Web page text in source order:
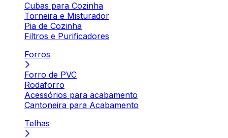
Cubas para Cozinha
Torneira e Misturador
Pia de Cozinha
Filtros e Purificadores
Forros
Forro de PVC
Rodaforro
Acessórios para acabamento
Cantoneira para Acabamento
Telhas